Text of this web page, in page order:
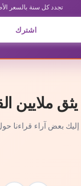
تجدد كل سنة بالسعر
اشترك
يثق ملايين
إليك بعض آراء قراءنا